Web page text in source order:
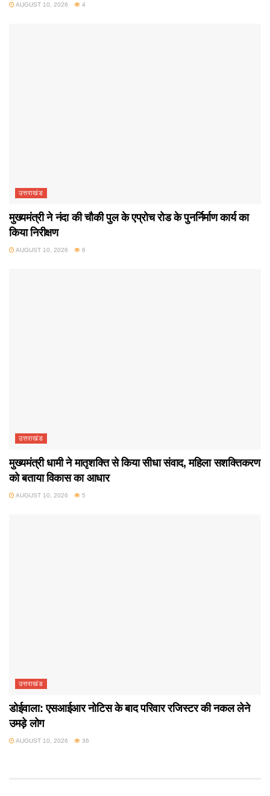
AUGUST 10, 2026 4
उत्तराखंड
मुख्यमंत्री ने नंदा की चौकी पुल के एप्रोच रोड के पुनर्निर्माण कार्य का
किया निरीक्षण
AUGUST 10, 2026 6
उत्तराखंड
मुख्यमंत्री धामी ने मातृशक्ति से किया सीधा संवाद, महिला सशक्तिकरण
को बताया विकास का आधार
AUGUST 10, 2026 5
उत्तराखंड
डोईवाला: एसआईआर नोटिस के बाद परिवार रजिस्टर की नकल लेने
उमड़े लोग
AUGUST 10, 2026 36